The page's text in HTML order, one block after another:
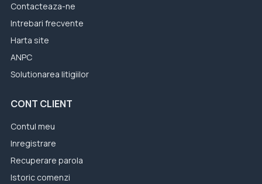
Contacteaza-ne
Intrebari frecvente
Harta site
ANPC
Solutionarea litigiilor
CONT CLIENT
Contul meu
Inregistrare
Recuperare parola
Istoric comenzi